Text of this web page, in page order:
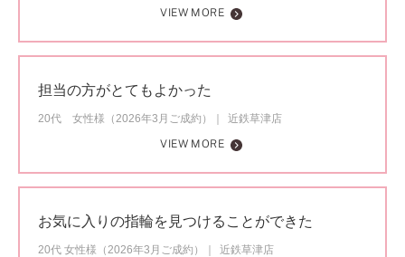
VIEW MORE
担当の方がとてもよかった
20代 女性様（2026年3月ご成約）
近鉄草津店
VIEW MORE
お気に入りの指輪を見つけることができた
20代 女性様（2026年3月ご成約）
近鉄草津店